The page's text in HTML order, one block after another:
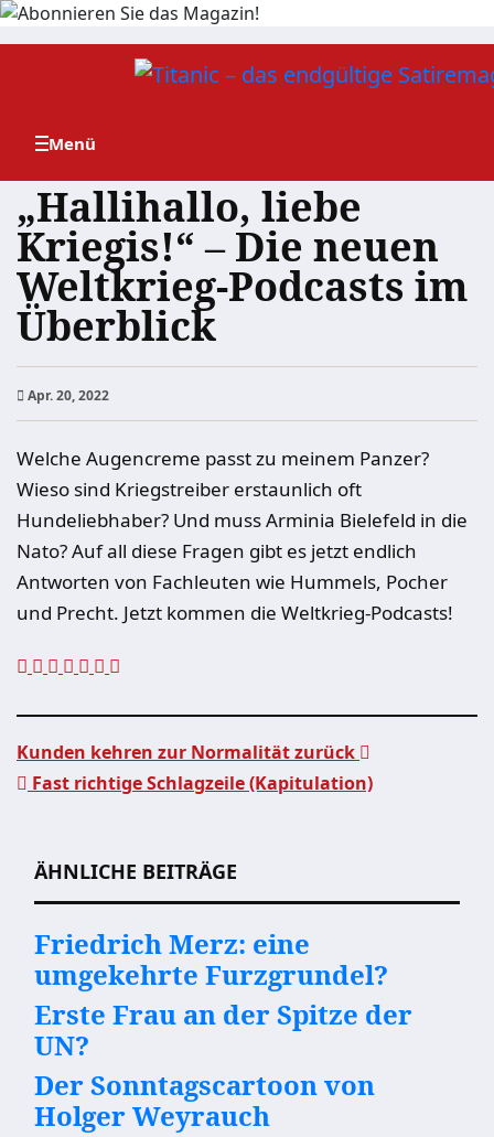
Zum
„Hallihallo, liebe
Kriegis!“ – Die neuen
Weltkrieg-Podcasts im
Überblick
Apr. 20, 2022
Welche Augencreme passt zu meinem Panzer?
Wieso sind Kriegstreiber erstaunlich oft
Hundeliebhaber? Und muss Arminia Bielefeld in die
Nato? Auf all diese Fragen gibt es jetzt endlich
Antworten von Fachleuten wie Hummels, Pocher
und Precht. Jetzt kommen die Weltkrieg-Podcasts!
Kunden kehren zur Normalität zurück
Fast richtige Schlagzeile (Kapitulation)
ÄHNLICHE BEITRÄGE
Friedrich Merz: eine
umgekehrte Furzgrundel?
Erste Frau an der Spitze der
UN?
Der Sonntagscartoon von
Holger Weyrauch